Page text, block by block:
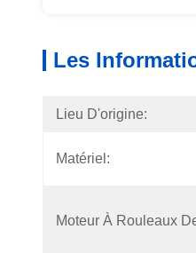
Les
Lieu D'origine:
Matériel:
Moteur À Rouleaux